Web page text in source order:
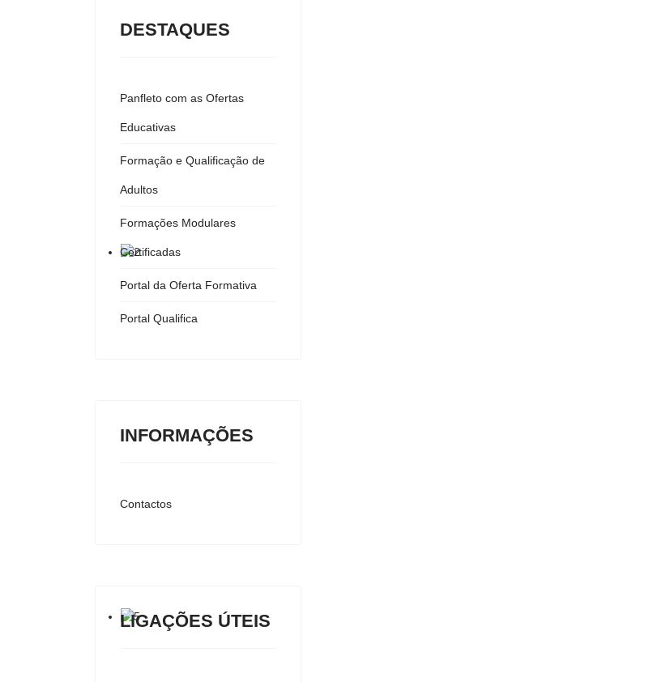
DESTAQUES
Panfleto com as Ofertas
Educativas
Formação e Qualificação de
Adultos
Formações Modulares
Certificadas
Portal da Oferta Formativa
Portal Qualifica
INFORMAÇÕES
Contactos
LIGAÇÕES ÚTEIS